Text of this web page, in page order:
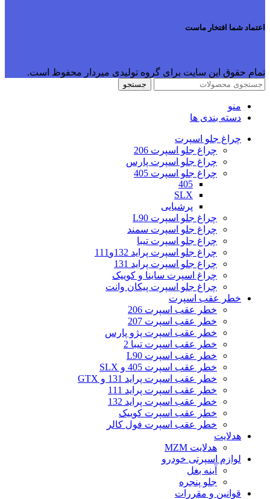
اعتماد شما افتخار ماست
تمام حقوق این سایت برای گروه تولیدی میردار محفوظ است.
جستجو
منو
دسته بندی ها
چراغ جلو اسپرت
چراغ جلو اسپرت 206
چراغ جلو اسپرت پارس
چراغ جلو اسپرت 405
405
SLX
پرشیایی
چراغ جلو اسپرت L90
چراغ جلو اسپرت سمند
چراغ جلو اسپرت تیبا
چراغ جلو اسپرت پراید 132و111
چراغ جلو اسپرت پراید 131
چراغ اسپرت ساینا و کوییک
چراغ جلو اسپرت پیکان وانت
خطر عقب اسپرت
خطر عقب اسپرت 206
خطر عقب اسپرت 207
خطر عقب اسپرت پژو پارس
خطر عقب اسپرت تیبا 2
خطر عقب اسپرت L90
خطر عقب اسپرت 405 و SLX
خطر عقب اسپرت پراید 131 و GTX
خطر عقب اسپرت پراید 111
خطر عقب اسپرت پراید 132
خطر عقب اسپرت کوییک
خطر عقب اسپرت فول کالر
هدلایت
هدلایت MZM
لوازم اسپرتی خودرو
آینه بغل
جلو پنجره
قوانین و مقررات